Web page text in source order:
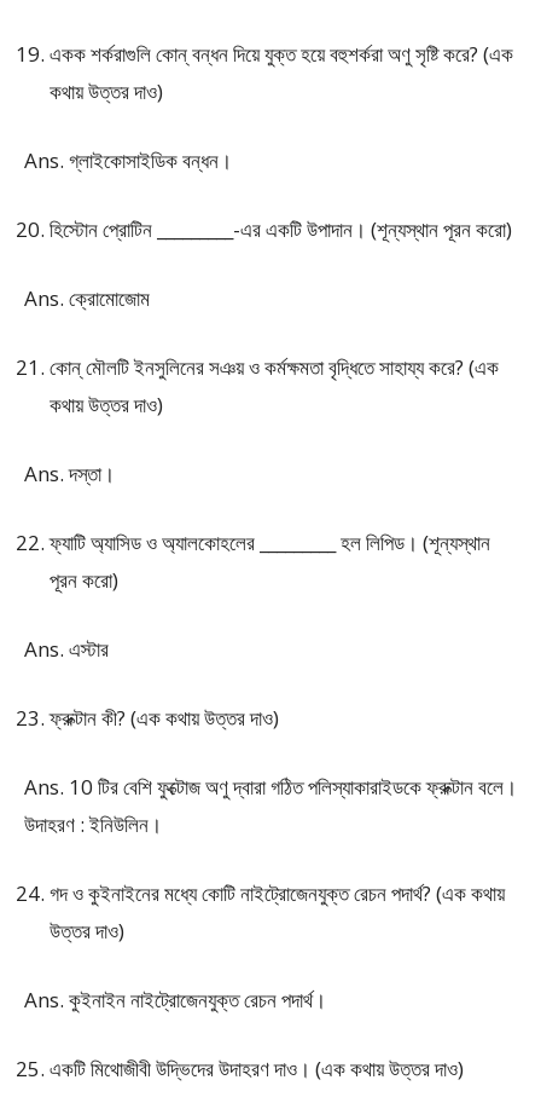
একক শর্করাগুলি কোন্ বন্ধন দিয়ে যুক্ত হয়ে বহুশর্করা অণু সৃষ্টি করে? (এক
কথায় উত্তর দাও)
Ans. গ্লাইকোসাইডিক বন্ধন।
হিস্টোন প্রোটিন _________-এর একটি উপাদান। (শূন্যস্থান পূরন করো)
Ans. ক্রোমোজোম
কোন্ মৌলটি ইনসুলিনের সঞয় ও কর্মক্ষমতা বৃদ্ধিতে সাহায্য করে? (এক
কথায় উত্তর দাও)
Ans. দস্তা।
ফ্যাটি অ্যাসিড ও অ্যালকোহলের _________ হল লিপিড। (শূন্যস্থান
পূরন করো)
Ans. এস্টার
ফ্রুক্টান কী? (এক কথায় উত্তর দাও)
Ans. 10 টির বেশি ফুক্টোজ অণু দ্বারা গঠিত পলিস্যাকারাইডকে ফ্রুক্টান বলে।
উদাহরণ : ইনিউলিন।
গদ ও কুইনাইনের মধ্যে কোটি নাইট্রোজেনযুক্ত রেচন পদার্থ? (এক কথায়
উত্তর দাও)
Ans. কুইনাইন নাইট্রোজেনযুক্ত রেচন পদার্থ।
একটি মিথোজীবী উদ্ভিদের উদাহরণ দাও। (এক কথায় উত্তর দাও)